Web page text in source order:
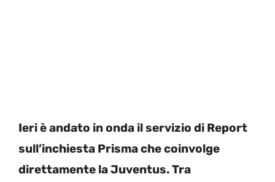
Ieri è andato in onda il servizio di Report
sull’inchiesta Prisma che coinvolge
direttamente la Juventus. Tra